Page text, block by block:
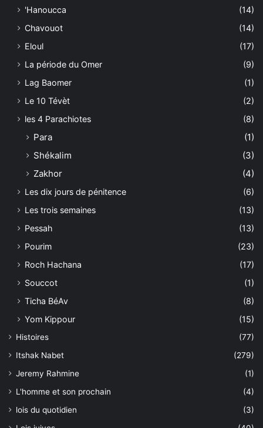
'Hanoucca
(14)
Chavouot
(14)
Eloul
(17)
La période du Omer
(9)
Lag Baomer
(1)
Le 10 Tévèt
(2)
les 4 Parachiotes
(8)
Para
(1)
Shékalim
(3)
Zakhor
(4)
Les dix jours de pénitence
(6)
Les trois semaines
(13)
Pessah
(13)
Pourim
(23)
Roch Hachana
(17)
Souccot
(1)
Ticha BéAv
(8)
Yom Kippour
(15)
Histoires
(77)
Itshak Nabet
(279)
Jeremy Rahmine
(1)
L'homme et son prochain
(4)
lois du quotidien
(3)